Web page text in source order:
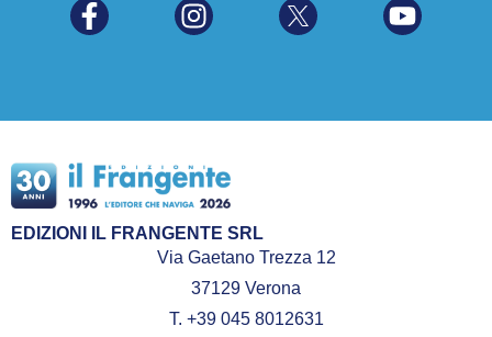
EDIZIONI IL FRANGENTE SRL
Via Gaetano Trezza 12
37129 Verona
T. +39 045 8012631